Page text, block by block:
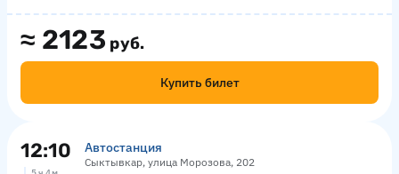
≈ 2123 руб.
Купить билет
12:10 Автостанция
Сыктывкар, улица Морозова, 202